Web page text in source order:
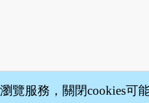
覽服務，關閉cookies可